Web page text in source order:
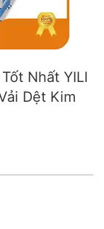
Nhất YILI
Dệt Kim